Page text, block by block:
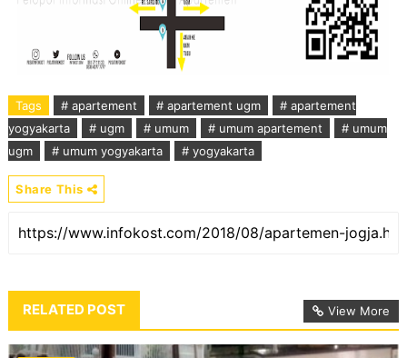
Tags # apartement # apartement ugm
# apartement
yogyakarta
# ugm # umum # umum apartement
# umum
ugm
# umum yogyakarta # yogyakarta
Share This
RELATED POST View More